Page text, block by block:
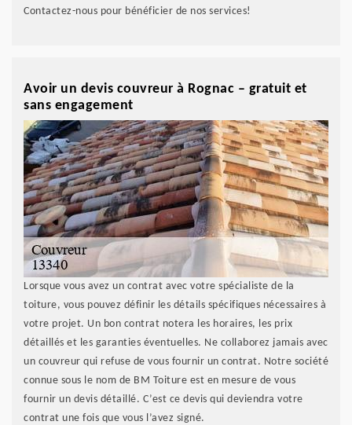
Contactez-nous pour bénéficier de nos services!
Avoir un devis couvreur à Rognac – gratuit et
sans engagement
Lorsque vous avez un contrat avec votre spécialiste de la
toiture, vous pouvez définir les détails spécifiques nécessaires à
votre projet. Un bon contrat notera les horaires, les prix
détaillés et les garanties éventuelles. Ne collaborez jamais avec
un couvreur qui refuse de vous fournir un contrat. Notre société
connue sous le nom de BM Toiture est en mesure de vous
fournir un devis détaillé. C’est ce devis qui deviendra votre
contrat une fois que vous l’avez signé.